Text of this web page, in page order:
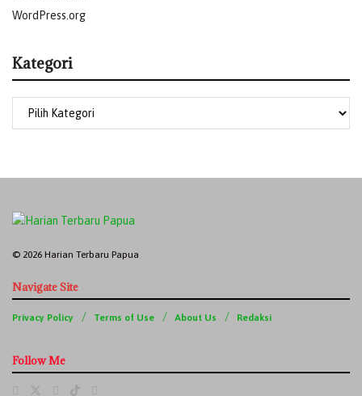
WordPress.org
Kategori
© 2026 Harian Terbaru Papua
Navigate Site
Privacy Policy Terms of Use About Us Redaksi
Follow Me